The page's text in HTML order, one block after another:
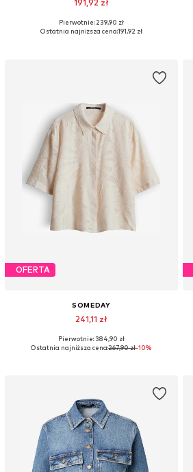
191,92 zł
Dostępne rozmiary: S, M, L, XL
Pierwotnie: 239,90 zł
Ostatnia najniższa cena:191,92 zł
OFERTA
SOMEDAY
241,11 zł
Dostępne rozmiary: S, M, L
Pierwotnie: 384,90 zł
Ostatnia najniższa cena:267,90 zł-10%